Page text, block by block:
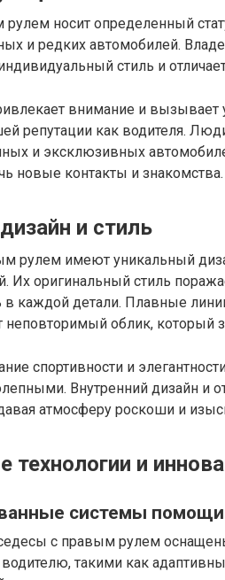
носит определенный
и редких автомобилей.
стиль и
внимание и вызывает
репутации как водителя.
и эксклюзивных
новые контакты и знакомства.
и стиль
рулем имеют уникальный
Их оригинальный стиль
каждой детали. Плавные
неповторимый облик, который
спортивности и
Внутренний дизайн и
атмосферу роскоши и
технологии и
системы
с правым рулем
такими как